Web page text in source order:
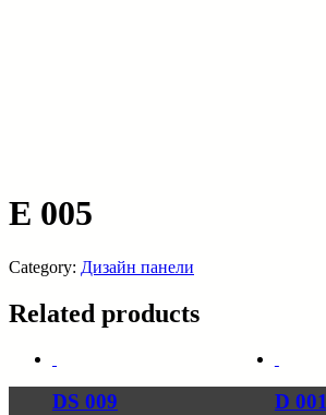
E 005
Category: Дизайн панели
Related products
DS 009 D 001